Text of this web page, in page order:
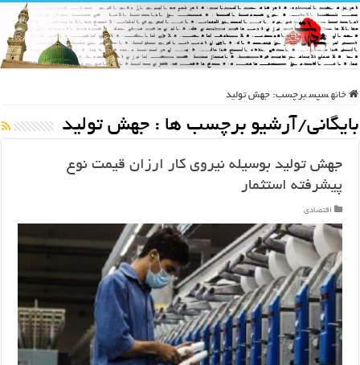
خانه سپس برچسب: جهش تولید
بایگانی/آرشیو برچسب ها : جهش تولید
جهش تولید بوسیله نیروی کار ارزان قیمت نوع
پیشرفته استثمار
اقتصادی